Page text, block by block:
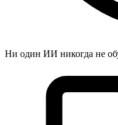
Ни один ИИ никогда не